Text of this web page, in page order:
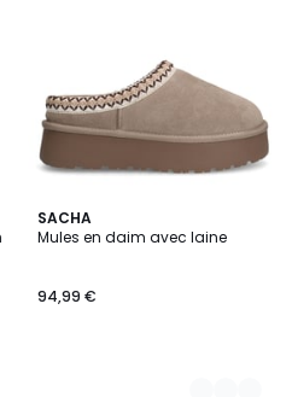
SACHA
Mules en daim avec laine
94,99 €
2
Couleurs